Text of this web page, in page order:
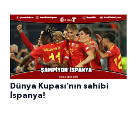
Dünya Kupası’nın sahibi
İspanya!